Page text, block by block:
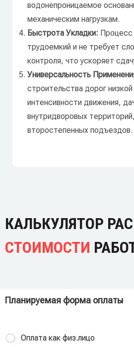
водонепроницаемое
механическим нагрузкам.
Быстрота Укладки: Процесс
трудоемкий и не требует
контроля, что ускоряет
Универсальность
строительства дорог
интенсивности движения,
внутридворовых
второстепенных подъездов.
КАЛЬКУЛЯТОР
СТОИМОСТИ
Планируемая форма оплаты
Оплата как физ.лицо